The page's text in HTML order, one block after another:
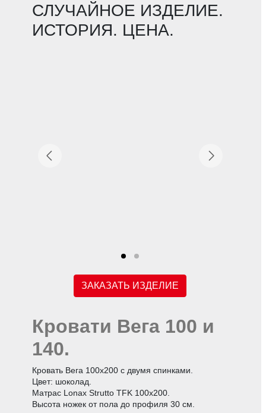
СЛУЧАЙНОЕ ИЗДЕЛИЕ.
ИСТОРИЯ. ЦЕНА.
ЗАКАЗАТЬ ИЗДЕЛИЕ
Кровати Вега 100 и
140.
Кровать Вега 100х200 с двумя спинками.
Цвет: шоколад.
Матрас Lonax Strutto TFK 100х200.
Высота ножек от пола до профиля 30 см.